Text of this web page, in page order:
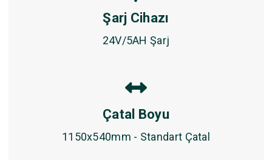
Şarj Cihazı
24V/5AH Şarj
Çatal Boyu
1150x540mm - Standart Çatal